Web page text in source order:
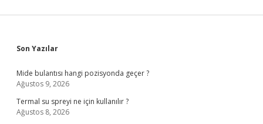
Sidebar
Son Yazılar
Mide bulantısı hangi pozisyonda geçer ?
Ağustos 9, 2026
Termal su spreyi ne için kullanılır ?
Ağustos 8, 2026